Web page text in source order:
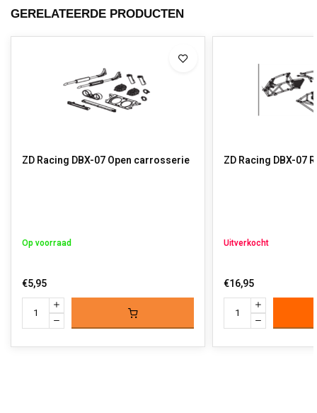
GERELATEERDE PRODUCTEN
ZD Racing DBX-07 Open carrosserie
Op voorraad
€5,95
ZD Racing DBX-07
Uitverkocht
€16,95